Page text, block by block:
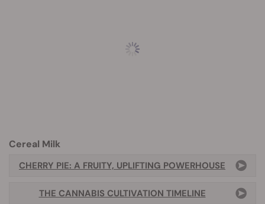
Cereal Milk
CHERRY PIE: A FRUITY, UPLIFTING POWERHOUSE
THE CANNABIS CULTIVATION TIMELINE